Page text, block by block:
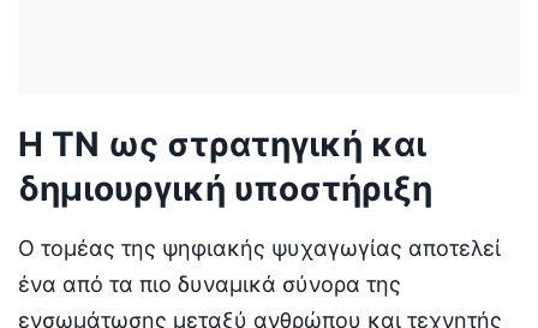
Η ΤΝ ως στρατηγική και
δημιουργική υποστήριξη
Ο τομέας της ψηφιακής ψυχαγωγίας αποτελεί
ένα από τα πιο δυναμικά σύνορα της
ενσωμάτωσης μεταξύ ανθρώπου και τεχνητής